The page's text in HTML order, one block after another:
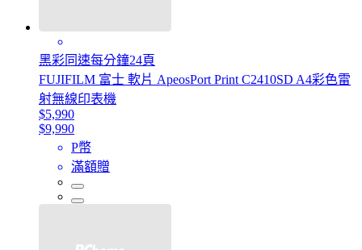
黑彩同速每分鐘24頁
FUJIFILM 富士 軟片 ApeosPort Print C2410SD A4彩色雷
射無線印表機
$5,990
$9,990
P幣
滿額贈